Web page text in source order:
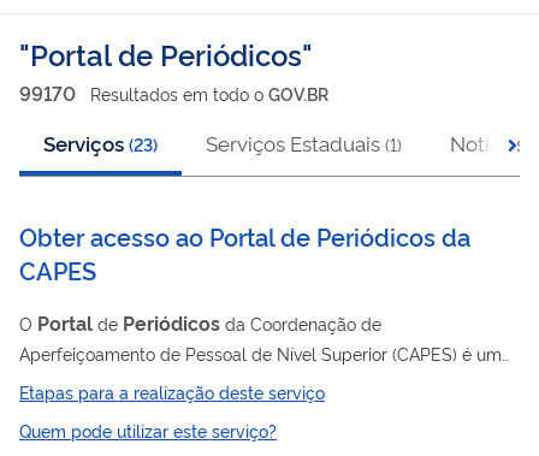
Busca
Portal de Periódicos
99170 Resultados em todo o GOV.BR
Serviços (23) Serviços Estaduais (1) Notícias
Obter acesso ao Portal de Periódicos da
CAPES
O Portal de Periódicos da Coordenação de
Aperfeiçoamento de Pessoal de Nível Superior (CAPES) é um
dos maiores acervos científicos virtuais da América Latina,
voltado para a comunidade acadêmico-científica brasileira e
que disponibiliza milhares de publicações nacionais e
Etapas para a realização deste serviço
Quem pode utilizar este serviço?